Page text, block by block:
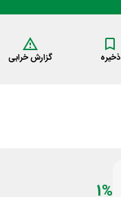
ذخیره گزارش خرابی
1%